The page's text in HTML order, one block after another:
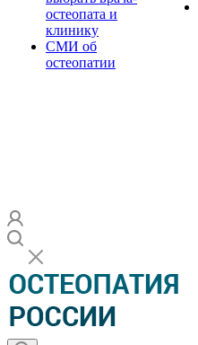
остеопата и
клинику
СМИ об
остеопатии